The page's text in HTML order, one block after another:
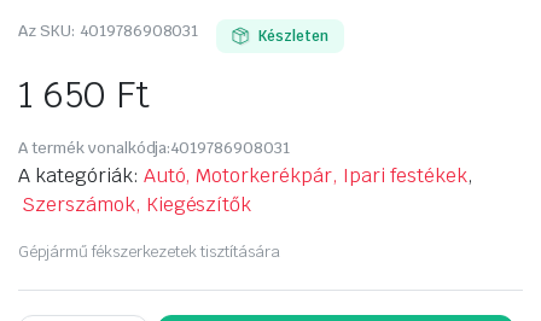
Az SKU: 4019786908031 Készleten
1 650 Ft
A termék vonalkódja:4019786908031
A kategóriák: Autó, Motorkerékpár, Ipari festékek,
Szerszámok, Kiegészítők
Gépjármű fékszerkezetek tisztítására